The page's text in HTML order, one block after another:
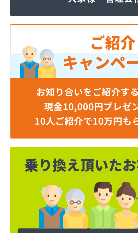
株式会社MIKANE
株式会社TOKAI 小山支店
株式会社TOKAI 那須支店
株式会社あいづや
株式会社イイジマ
株式会社エコファースト
株式会社エス・ケーガス
株式会社エネサンスサービス
株式会社エルピオ 宇都宮営業所
株式会社オオイデ
株式会社ガスパル 宇都宮販売所
株式会社ガスパル 那須販売所
株式会社キクチ
株式会社クレックス 宇都宮営業
株式会社クレックス 那須塩原
株式会社グローバルエナジー
株式会社グローバルエナジー 石